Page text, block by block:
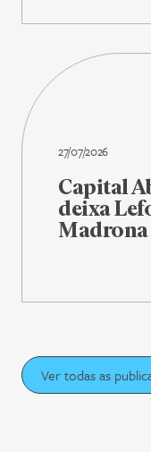
27/07/2026
Capital
deixa
Madrona
Ver todas as